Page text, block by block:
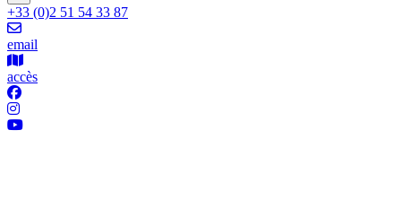
+33 (0)2 51 54 33 87
email
accès